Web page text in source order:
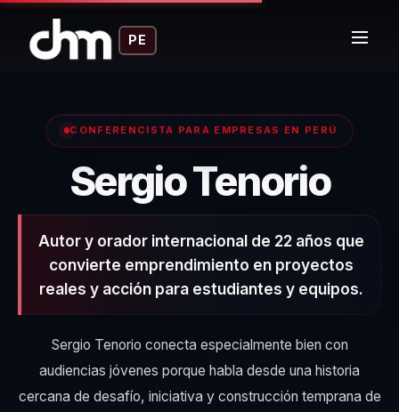
PE
CONFERENCISTA PARA EMPRESAS EN PERÚ
Sergio Tenorio–
Autor y orador internacional de 22 años que
convierte emprendimiento en proyectos
reales y acción para estudiantes y equipos.
Sergio Tenorio conecta especialmente bien con
audiencias jóvenes porque habla desde una historia
cercana de desafío, iniciativa y construcción temprana de